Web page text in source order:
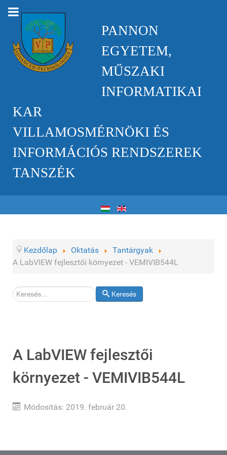
PANNON
EGYETEM,
MŰSZAKI
INFORMATIKAI
KAR
VILLAMOSMÉRNÖKI ÉS
INFORMÁCIÓS RENDSZEREK
TANSZÉK
Kezdőlap Oktatás
Tantárgyak
A LabVIEW fejlesztői környezet - VEMIVIB544L
KeresésKeresés
A LabVIEW fejlesztői
környezet - VEMIVIB544L
Módosítás: 2019. február 20.